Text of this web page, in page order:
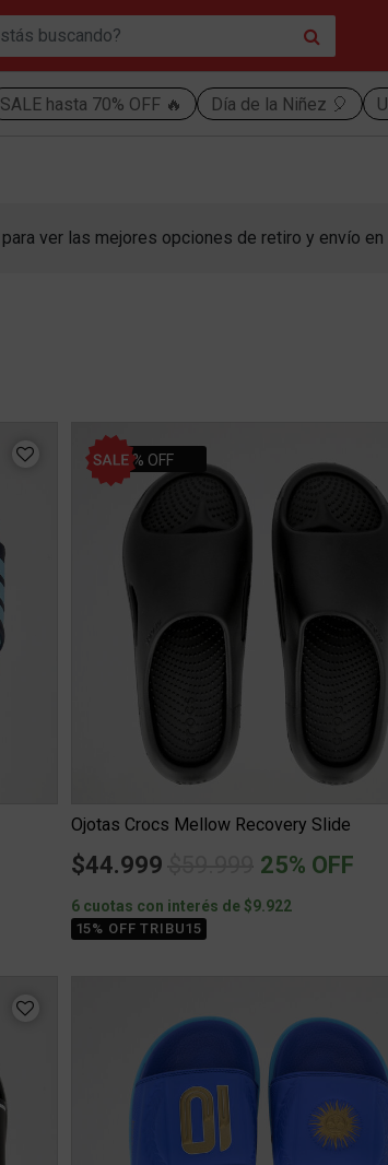
SALE hasta 70% OFF 🔥 Día de la Niñez 🎈
para ver las mejores opciones de retiro y envío en
25% OFF
Ojotas Crocs Mellow Recovery Slide
$44.999 Price reduced from
to
25% OFF
6 cuotas con interés de $9.922
15% OFF TRIBU15